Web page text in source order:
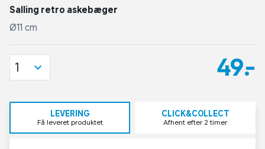
Salling retro askebæger
Ø11 cm
49,-
1
LEVERING
Få leveret produktet
CLICK&COLLECT
Afhent efter 2 timer